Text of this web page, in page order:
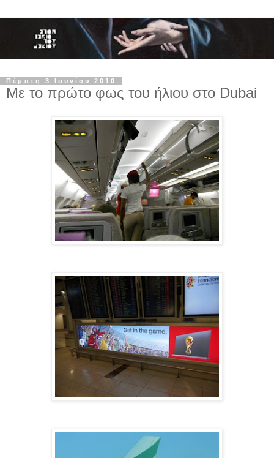
Πέμπτη 3 Ιουνίου 2010
Με το πρώτο φως του ήλιου στο Dubai